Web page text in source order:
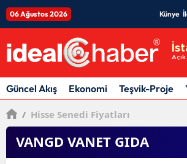
06 Ağustos 2026 Künye
Açık
Güncel Akış Ekonomi Teşvik-Proje
/ Hisse Senedi Fiyatları
VANGD VANET GIDA